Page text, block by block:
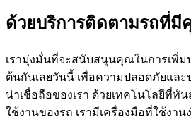
ด้วยบริการติดตามรถที่มี
เรามุ่งมั่นที่จะสนับสนุนคุณในการเพิ่ม
ต้นกันเลยวันนี้ เพื่อความปลอดภัยแล
น่าเชื่อถือของเรา ด้วยเทคโนโลยีที่
ใช้งานของรถ เรามีเครื่องมือที่ใช้ง